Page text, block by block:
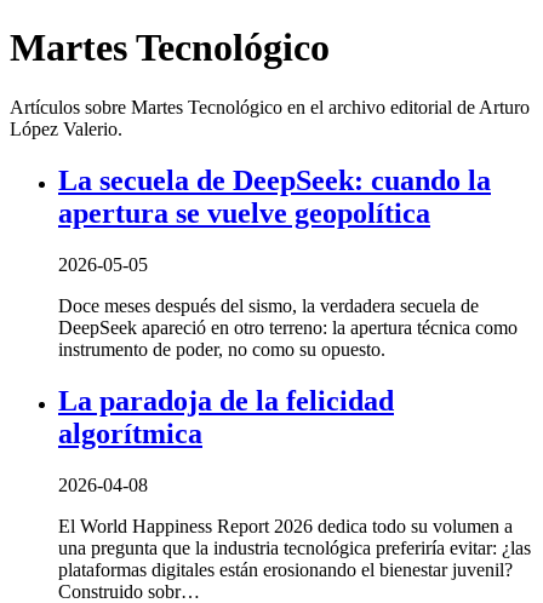
Martes Tecnológico
Artículos sobre Martes Tecnológico en el archivo editorial de Arturo
López Valerio.
La secuela de DeepSeek: cuando la
apertura se vuelve geopolítica
2026-05-05
Doce meses después del sismo, la verdadera secuela de
DeepSeek apareció en otro terreno: la apertura técnica como
instrumento de poder, no como su opuesto.
La paradoja de la felicidad
algorítmica
2026-04-08
El World Happiness Report 2026 dedica todo su volumen a
una pregunta que la industria tecnológica preferiría evitar: ¿las
plataformas digitales están erosionando el bienestar juvenil?
Construido sobr…